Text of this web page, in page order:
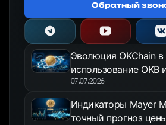
Обратный
Эволюция OKChain в
использование OKB
OKX Jumpstart в 2026
07.07.2026
Индикаторы Mayer
точный прогноз